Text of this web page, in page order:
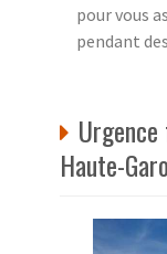
pour vous
pendant
Haute-